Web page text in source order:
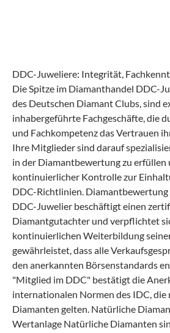
DDC-Juweliere: Integrität,
Die Spitze im Diamanthandel DDC-
des Deutschen Diamant Clubs, sind
inhabergeführte Fachgeschäfte, die
und Fachkompetenz das Vertrauen
Ihre Mitglieder sind darauf
in der Diamantbewertung zu erfüllen
kontinuierlicher Kontrolle zur
DDC-Richtlinien.
DDC-Juwelier beschäftigt einen
Diamantgutachter und verpflichtet
kontinuierlichen Weiterbildung
gewährleistet, dass alle
den anerkannten Börsenstandards
"Mitglied im DDC" bestätigt die
internationalen Normen des IDC,
Diamanten gelten. Natürliche
Wertanlage Natürliche Diamanten